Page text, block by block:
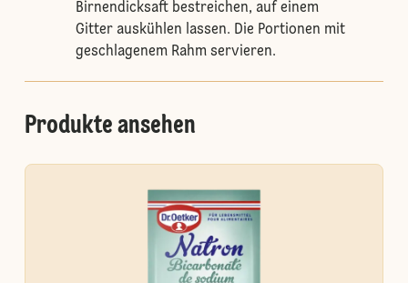
Birnendicksaft bestreichen, auf einem
Gitter auskühlen lassen. Die Portionen mit
geschlagenem Rahm servieren.
Produkte ansehen